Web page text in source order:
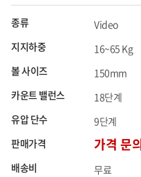
종류
Video
지지하중
16~65 Kg
볼 사이즈
150mm
카운트 밸런스
18단계
유압 단수
9단계
판매가격
가격 문의
배송비 무료